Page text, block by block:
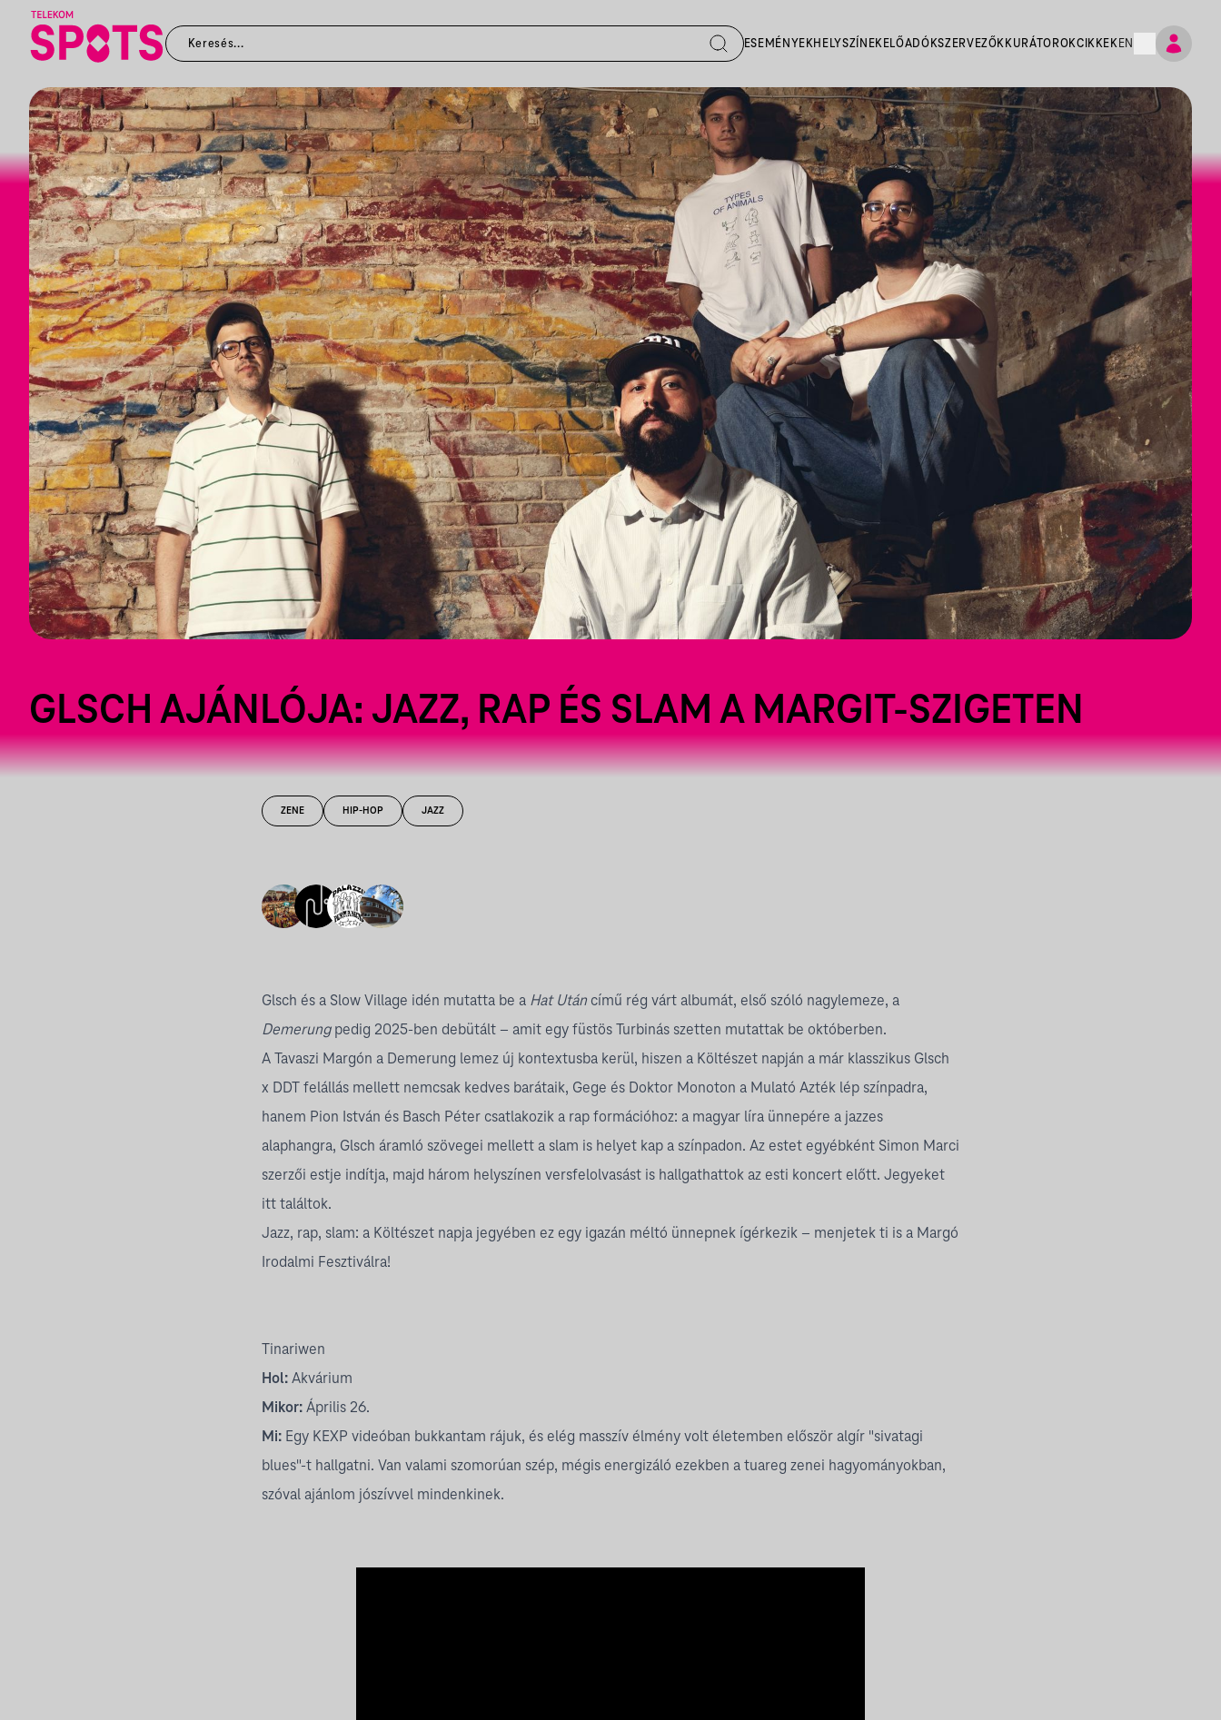
ESEMÉNYEKHELYSZÍNEK ELŐADÓKSZERVEZŐK KURÁTOROKCIKKEK EN
GLSCH AJÁNLÓJA: JAZZ, RAP ÉS SLAM A MARGIT-SZIGETEN
ZENE HIP-HOP JAZZ
Glsch és a Slow Village idén mutatta be a Hat Után című rég várt albumát, első szóló nagylemeze, a
Demerungpedig 2025-ben debütált – amit egy füstös Turbinás szetten mutattak be októberben.
A Tavaszi Margón a Demerung lemez új kontextusba kerül, hiszen a Költészet napján a már klasszikus Glsch
x DDT felállás mellett nemcsak kedves barátaik, Gege és Doktor Monoton a Mulató Azték lép színpadra,
hanem Pion István és Basch Péter csatlakozik a rap formációhoz: a magyar líra ünnepére a jazzes
alaphangra, Glsch áramló szövegei mellett a slam is helyet kap a színpadon. Az estet egyébként Simon Marci
szerzői estje indítja, majd három helyszínen versfelolvasást is hallgathattok az esti koncert előtt. Jegyeket
itt találtok.
Jazz, rap, slam: a Költészet napja jegyében ez egy igazán méltó ünnepnek ígérkezik – menjetek ti is a Margó
Irodalmi Fesztiválra!
Tinariwen
Hol: Akvárium
Mikor: Április 26.
Mi: Egy KEXP videóban bukkantam rájuk, és elég masszív élmény volt életemben először algír "sivatagi
blues"-t hallgatni. Van valami szomorúan szép, mégis energizáló ezekben a tuareg zenei hagyományokban,
szóval ajánlom jószívvel mindenkinek.